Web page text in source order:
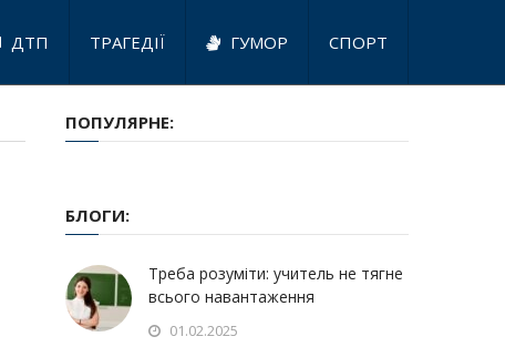
ДТП ТРАГЕДІЇ ГУМОР СПОРТ
ПОПУЛЯРНЕ:
БЛОГИ:
Треба розуміти: учитель не тягне
всього навантаження
01.02.2025